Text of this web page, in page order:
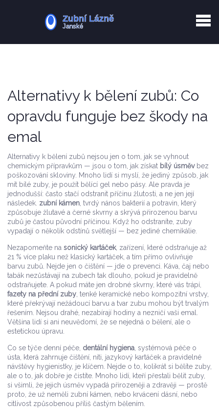
Zotavení po extrakci
Alternativy k bělení zubů: Co
opravdu funguje bez škody na
emal
Alternativy k bělení zubů nejsou jen o tom, jak se vyhnout
chemickým přípravkům — jsou o tom, jak získat bílý úsměvbez
poškozování skloviny. Mnoho lidí si myslí, že jediný způsob, jak
mít bílé zuby, je použít bělící gel nebo pásy. Ale pravda je
jednodušší: často stačí odstranit příčinu žlutosti, a ne jen její
následek. zubní kámen tvrdý nános bakterií a potravin, který
způsobuje žlutavé a černé skvrny a skrývá přirozenou barvu
zubů je častou původní příčinou. Když ho odstraníte, zuby
vypadají o několik odstínů světlejší — bez jediné chemikálie.
Nezapomeňte na sonický kartáček, zařízení, které odstraňuje až
21 % více plaku než klasický kartáček, a tím přímo ovlivňuje
barvu zubů . Nejde jen o čištění — jde o prevenci. Káva, čaj nebo
tabák nezůstávají na zubech tak dlouho, pokud je pravidelně
odstraňujete. A pokud máte jen drobné skvrny, které vás trápí,
fazety na přední zuby tenké keramické nebo kompozitní vrstvy,
které překrývají nežádoucí barvu a tvar zubu mohou být trvalým
řešením. Nejsou drahé, nezabírají hodiny a nezničí vaši emal.
Většina lidí si ani neuvědomí, že se nejedná o bělení, ale o
estetickou úpravu.
Co se týče denní péče, dentální hygiena systémová péče o
ústa, která zahrnuje čištění, niti, jazykový kartáček a pravidelné
návštěvy hygienistky , je klíčem. Nejde o to, kolikrát si bělíte zuby,
ale o to, jak dobře je čistíte. Mnoho lidí, kteří přestali bělit zuby,
si všimli, že jejich úsměv vypadá přirozeněji a zdravěji — prostě
proto, že už neměli zubní kámen, nebo krvácení dásní, nebo
citlivost způsobenou příliš častým bělením.